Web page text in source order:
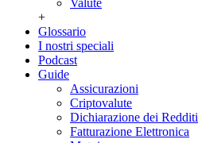
+
Glossario
I nostri speciali
Podcast
Guide
Assicurazioni
Criptovalute
Dichiarazione dei Redditi
Fatturazione Elettronica